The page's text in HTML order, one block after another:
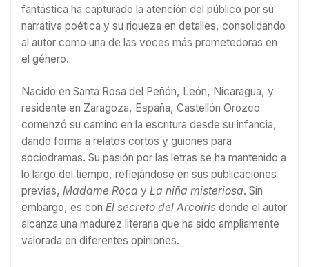
fantástica ha capturado la atención del público por su
narrativa poética y su riqueza en detalles, consolidando
al autor como una de las voces más prometedoras en
el género.
Nacido en Santa Rosa del Peñón, León, Nicaragua, y
residente en Zaragoza, España, Castellón Orozco
comenzó su camino en la escritura desde su infancia,
dando forma a relatos cortos y guiones para
sociodramas. Su pasión por las letras se ha mantenido a
lo largo del tiempo, reflejándose en sus publicaciones
previas, Madame Roca y La niña misteriosa. Sin
embargo, es con El secreto del Arcoíris donde el autor
alcanza una madurez literaria que ha sido ampliamente
valorada en diferentes opiniones.